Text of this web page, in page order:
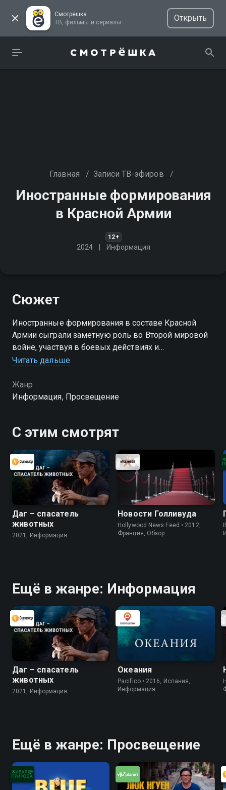
Смотрёшка
ТВ, фильмы и сериалы
Открыть
Главная / Записи ТВ-эфиров /
Иностранные формирования
в Красной Армии
12+
2024 Информация
Сюжет
Иностранные формирования в составе Красной
Армии сыграли заметную роль во Второй мировой
войне, участвуя в боевых действиях и
взаимодействуя с советскими войсками
Читать дальше
Жанр
Информация, Просвещение
С этим смотрят
Даг – спасатель
животных
2021, Информация
Новости Голливуда
Hollywood News Feed • 2012,
Франция, Обзор
Ещё в жанре: Информация
Даг – спасатель
животных
2021, Информация
Океания
Pacifico • 2016, Испания,
Информация
Ещё в жанре: Просвещение